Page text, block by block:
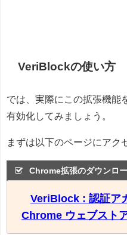
VeriBlockの使い方
では、実際にこの拡張機能
有効化してみましょう。
まずは以下のページにアク
Chrome拡張のダウンロ
VeriBlock : 認証ア
Chrome ウェブスト